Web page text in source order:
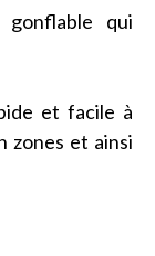
gonflable qui
et facile à
zones et ainsi